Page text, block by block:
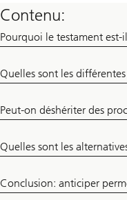
Contenu:
Pourquoi le testament
Quelles sont les
Peut-on déshériter des
Quelles sont les
Conclusion: anticiper